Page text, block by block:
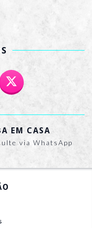
EM CASA
via WhatsApp